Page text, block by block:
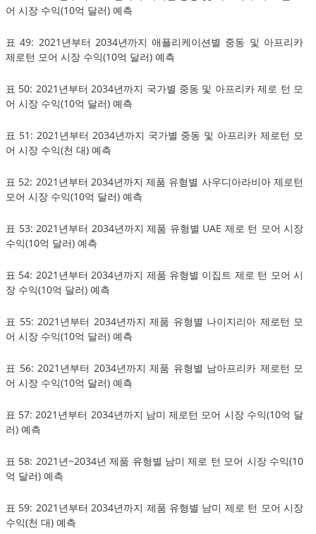
어 시장 수익(10억 달러) 예측
표 49: 2021년부터 2034년까지 애플리케이션별 중동 및 아프리카
제로턴 모어 시장 수익(10억 달러) 예측
표 50: 2021년부터 2034년까지 국가별 중동 및 아프리카 제로 턴 모
어 시장 수익(10억 달러) 예측
표 51: 2021년부터 2034년까지 국가별 중동 및 아프리카 제로턴 모
어 시장 수익(천 대) 예측
표 52: 2021년부터 2034년까지 제품 유형별 사우디아라비아 제로턴
모어 시장 수익(10억 달러) 예측
표 53: 2021년부터 2034년까지 제품 유형별 UAE 제로 턴 모어 시장
수익(10억 달러) 예측
표 54: 2021년부터 2034년까지 제품 유형별 이집트 제로 턴 모어 시
장 수익(10억 달러) 예측
표 55: 2021년부터 2034년까지 제품 유형별 나이지리아 제로턴 모
어 시장 수익(10억 달러) 예측
표 56: 2021년부터 2034년까지 제품 유형별 남아프리카 제로턴 모
어 시장 수익(10억 달러) 예측
표 57: 2021년부터 2034년까지 남미 제로턴 모어 시장 수익(10억 달
러) 예측
표 58: 2021년~2034년 제품 유형별 남미 제로 턴 모어 시장 수익(10
억 달러) 예측
표 59: 2021년부터 2034년까지 제품 유형별 남미 제로 턴 모어 시장
수익(천 대) 예측